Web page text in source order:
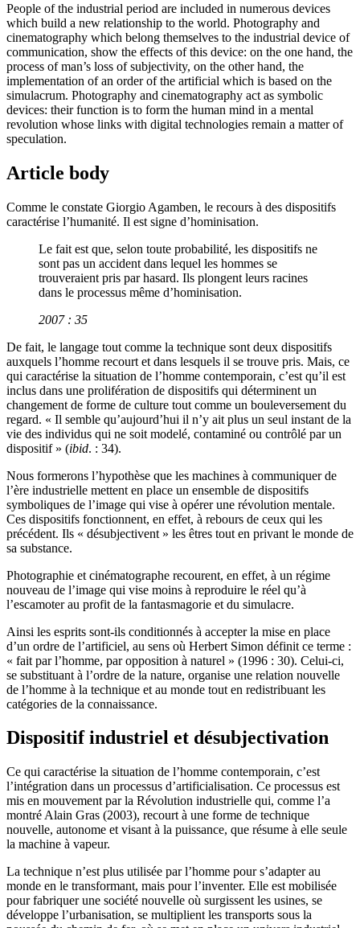
People of the industrial period are included in numerous devices
which build a new relationship to the world. Photography and
cinematography which belong themselves to the industrial device of
communication, show the effects of this device: on the one hand, the
process of man’s loss of subjectivity, on the other hand, the
implementation of an order of the artificial which is based on the
simulacrum. Photography and cinematography act as symbolic
devices: their function is to form the human mind in a mental
revolution whose links with digital technologies remain a matter of
speculation.
Article body
Comme le constate Giorgio Agamben, le recours à des dispositifs
caractérise l’humanité. Il est signe d’hominisation.
Le fait est que, selon toute probabilité, les dispositifs ne
sont pas un accident dans lequel les hommes se
trouveraient pris par hasard. Ils plongent leurs racines
dans le processus même d’hominisation.
2007 : 35
De fait, le langage tout comme la technique sont deux dispositifs
auxquels l’homme recourt et dans lesquels il se trouve pris. Mais, ce
qui caractérise la situation de l’homme contemporain, c’est qu’il est
inclus dans une prolifération de dispositifs qui déterminent un
changement de forme de culture tout comme un bouleversement du
regard. « Il semble qu’aujourd’hui il n’y ait plus un seul instant de la
vie des individus qui ne soit modelé, contaminé ou contrôlé par un
dispositif » (ibid. : 34).
Nous formerons l’hypothèse que les machines à communiquer de
l’ère industrielle mettent en place un ensemble de dispositifs
symboliques de l’image qui vise à opérer une révolution mentale.
Ces dispositifs fonctionnent, en effet, à rebours de ceux qui les
précédent. Ils « désubjectivent » les êtres tout en privant le monde de
sa substance.
Photographie et cinématographe recourent, en effet, à un régime
nouveau de l’image qui vise moins à reproduire le réel qu’à
l’escamoter au profit de la fantasmagorie et du simulacre.
Ainsi les esprits sont-ils conditionnés à accepter la mise en place
d’un ordre de l’artificiel, au sens où Herbert Simon définit ce terme :
« fait par l’homme, par opposition à naturel » (1996 : 30). Celui-ci,
se substituant à l’ordre de la nature, organise une relation nouvelle
de l’homme à la technique et au monde tout en redistribuant les
catégories de la connaissance.
Dispositif industriel et désubjectivation
Ce qui caractérise la situation de l’homme contemporain, c’est
l’intégration dans un processus d’artificialisation. Ce processus est
mis en mouvement par la Révolution industrielle qui, comme l’a
montré Alain Gras (2003), recourt à une forme de technique
nouvelle, autonome et visant à la puissance, que résume à elle seule
la machine à vapeur.
La technique n’est plus utilisée par l’homme pour s’adapter au
monde en le transformant, mais pour l’inventer. Elle est mobilisée
pour fabriquer une société nouvelle où surgissent les usines, se
développe l’urbanisation, se multiplient les transports sous la